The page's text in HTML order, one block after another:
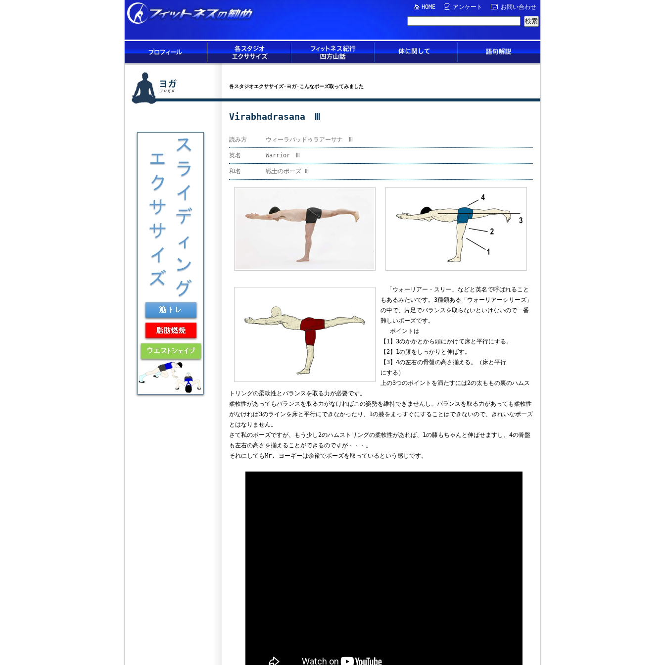
HOME アンケート お問い合わせ
各スタジオエクササイズ-ヨガ-こんなポーズ取ってみました
Virabhadrasana Ⅲ
読み方 ウィーラバッドゥラアーサナ Ⅲ
英名 Warrior Ⅲ
和名 戦士のポーズ Ⅲ
「ウォーリアー・スリー」などと英名で呼ばれること
もあるみたいです。3種類ある「ウォーリアーシリーズ」
の中で、片足でバランスを取らないといけないので一番
難しいポーズです。
ポイントは
【1】3のかかとから頭にかけて床と平行にする。
【2】1の膝をしっかりと伸ばす。
【3】4の左右の骨盤の高さ揃える。（床と平行
にする）
上の3つのポイントを満たすには2の太ももの裏のハムス
トリングの柔軟性とバランスを取る力が必要です。
柔軟性があってもバランスを取る力がなければこの姿勢を維持できませんし、バランスを取る力があっても柔軟性
がなければ3のラインを床と平行にできなかったり、1の膝をまっすぐにすることはできないので、きれいなポーズ
とはなりません。
さて私のポーズですが、もう少し2のハムストリングの柔軟性があれば、1の膝もちゃんと伸ばせますし、4の骨盤
も左右の高さを揃えることができるのですが・・・。
それにしてもMr. ヨーギーは余裕でポーズを取っているという感じです。